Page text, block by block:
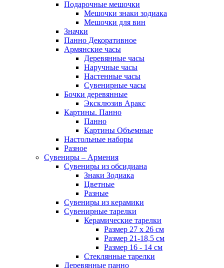
Подарочные мешочки
Мешочки знаки зодиака
Мешочки для вин
Значки
Панно Декоративное
Армянские часы
Деревянные часы
Наручные часы
Настенные часы
Сувенирные часы
Бочки деревянные
Эксклюзив Аракс
Картины. Панно
Панно
Картины Объемные
Настольные наборы
Разное
Сувениры – Армения
Сувениры из обсидиана
Знаки Зодиака
Цветные
Разные
Сувениры из керамики
Сувенирные тарелки
Керамические тарелки
Размер 27 х 26 см
Размер 21-18,5 см
Размер 16 - 14 см
Стеклянные тарелки
Деревянные панно